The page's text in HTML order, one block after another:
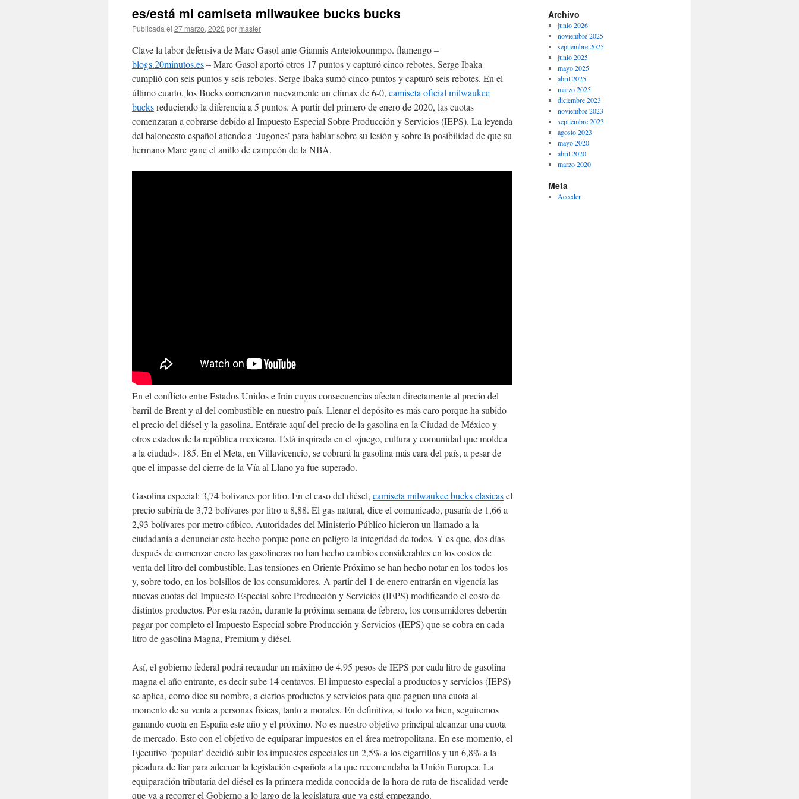
es/está mi camiseta milwaukee bucks bucks
Publicada el 27 marzo, 2020 por master
Clave la labor defensiva de Marc Gasol ante Giannis Antetokounmpo. flamengo –
blogs.20minutos.es– Marc Gasol aportó otros 17 puntos y capturó cinco rebotes. Serge Ibaka
cumplió con seis puntos y seis rebotes. Serge Ibaka sumó cinco puntos y capturó seis rebotes. En el
último cuarto, los Bucks comenzaron nuevamente un clímax de 6-0, camiseta oficial milwaukee
bucksreduciendo la diferencia a 5 puntos. A partir del primero de enero de 2020, las cuotas
comenzaran a cobrarse debido al Impuesto Especial Sobre Producción y Servicios (IEPS). La leyenda
del baloncesto español atiende a ‘Jugones’ para hablar sobre su lesión y sobre la posibilidad de que su
hermano Marc gane el anillo de campeón de la NBA.
En el conflicto entre Estados Unidos e Irán cuyas consecuencias afectan directamente al precio del
barril de Brent y al del combustible en nuestro país. Llenar el depósito es más caro porque ha subido
el precio del diésel y la gasolina. Entérate aquí del precio de la gasolina en la Ciudad de México y
otros estados de la república mexicana. Está inspirada en el «juego, cultura y comunidad que moldea
a la ciudad». 185. En el Meta, en Villavicencio, se cobrará la gasolina más cara del país, a pesar de
que el impasse del cierre de la Vía al Llano ya fue superado.
Gasolina especial: 3,74 bolívares por litro. En el caso del diésel, camiseta milwaukee bucks clasicasel
precio subiría de 3,72 bolívares por litro a 8,88. El gas natural, dice el comunicado, pasaría de 1,66 a
2,93 bolívares por metro cúbico. Autoridades del Ministerio Público hicieron un llamado a la
ciudadanía a denunciar este hecho porque pone en peligro la integridad de todos. Y es que, dos días
después de comenzar enero las gasolineras no han hecho cambios considerables en los costos de
venta del litro del combustible. Las tensiones en Oriente Próximo se han hecho notar en los todos los
y, sobre todo, en los bolsillos de los consumidores. A partir del 1 de enero entrarán en vigencia las
nuevas cuotas del Impuesto Especial sobre Producción y Servicios (IEPS) modificando el costo de
distintos productos. Por esta razón, durante la próxima semana de febrero, los consumidores deberán
pagar por completo el Impuesto Especial sobre Producción y Servicios (IEPS) que se cobra en cada
litro de gasolina Magna, Premium y diésel.
Así, el gobierno federal podrá recaudar un máximo de 4.95 pesos de IEPS por cada litro de gasolina
magna el año entrante, es decir sube 14 centavos. El impuesto especial a productos y servicios (IEPS)
se aplica, como dice su nombre, a ciertos productos y servicios para que paguen una cuota al
momento de su venta a personas físicas, tanto a morales. En definitiva, si todo va bien, seguiremos
ganando cuota en España este año y el próximo. No es nuestro objetivo principal alcanzar una cuota
de mercado. Esto con el objetivo de equiparar impuestos en el área metropolitana. En ese momento, el
Ejecutivo ‘popular’ decidió subir los impuestos especiales un 2,5% a los cigarrillos y un 6,8% a la
picadura de liar para adecuar la legislación española a la que recomendaba la Unión Europea. La
equiparación tributaria del diésel es la primera medida conocida de la hora de ruta de fiscalidad verde
que va a recorrer el Gobierno a lo largo de la legislatura que ya está empezando.
Archivo
junio 2026
noviembre 2025
septiembre 2025
junio 2025
mayo 2025
abril 2025
marzo 2025
diciembre 2023
noviembre 2023
septiembre 2023
agosto 2023
mayo 2020
abril 2020
marzo 2020
Meta
Acceder